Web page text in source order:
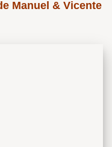
Manuel & Vicente